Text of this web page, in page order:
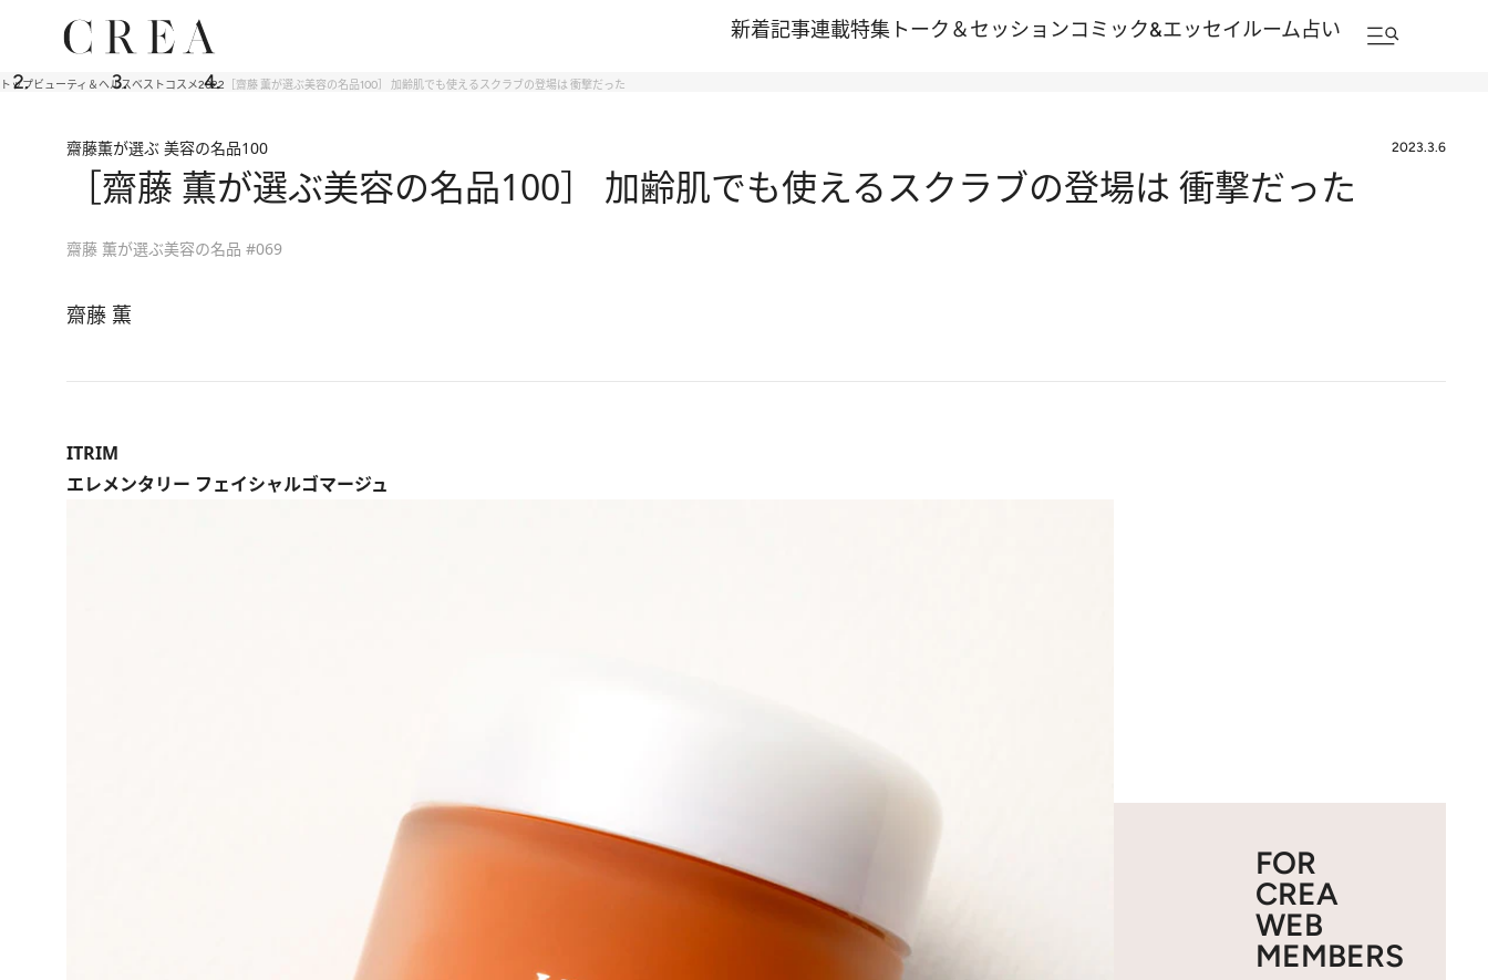
新着記事連載特集 トーク＆セッションコミック&エッセイルーム占い
トップビューティ＆ヘルスベストコスメ2022 ［齋藤 薫が選ぶ美容の名品100］ 加齢肌でも使えるスクラブの登場は 衝撃だった
齋藤薫が選ぶ 美容の名品100 2023.3.6
［齋藤 薫が選ぶ美容の名品100］ 加齢肌でも使えるスクラブの登場は 衝撃だった
齋藤 薫が選ぶ美容の名品 #069
齋藤 薫
ITRIM
エレメンタリー フェイシャルゴマージュ
FOR
CREA
WEB
MEMBERS